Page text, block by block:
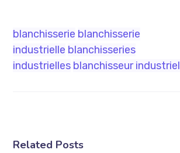
blanchisserie blanchisserie
industrielle blanchisseries
industrielles blanchisseur industriel
Related Posts